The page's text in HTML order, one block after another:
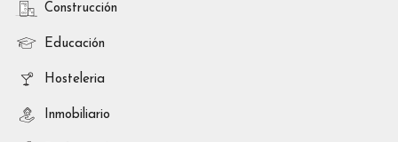
Construcción
Educación
Hosteleria
Inmobiliario